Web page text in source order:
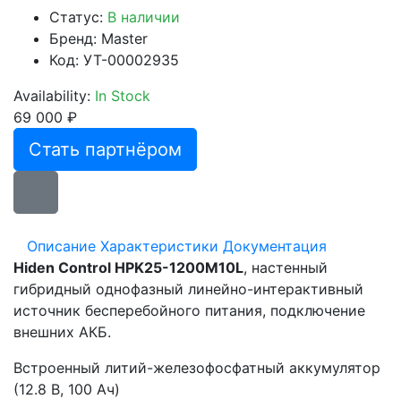
Статус: В наличии
Бренд: Master
Код: УТ-00002935
Availability: In Stock
69 000 ₽
Стать партнёром
Описание Характеристики Документация
Hiden Control HPK25-1200M10L, настенный
гибридный однофазный линейно-интерактивный
источник бесперебойного питания, подключение
внешних АКБ.
Встроенный литий-железофосфатный аккумулятор
(12.8 В, 100 Ач)